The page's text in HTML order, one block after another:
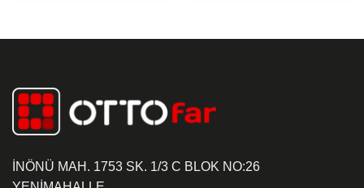
İNÖNÜ MAH. 1753 SK. 1/3 C BLOK NO:26